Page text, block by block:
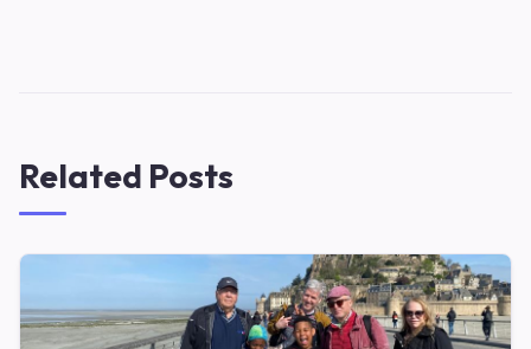
Related Posts